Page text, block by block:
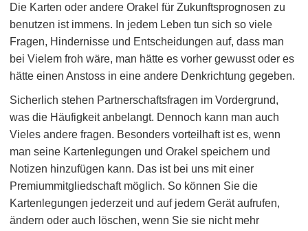
Die Karten oder andere Orakel für Zukunftsprognosen zu
benutzen ist immens. In jedem Leben tun sich so viele
Fragen, Hindernisse und Entscheidungen auf, dass man
bei Vielem froh wäre, man hätte es vorher gewusst oder es
hätte einen Anstoss in eine andere Denkrichtung gegeben.
Sicherlich stehen Partnerschaftsfragen im Vordergrund,
was die Häufigkeit anbelangt. Dennoch kann man auch
Vieles andere fragen. Besonders vorteilhaft ist es, wenn
man seine Kartenlegungen und Orakel speichern und
Notizen hinzufügen kann. Das ist bei uns mit einer
Premiummitgliedschaft möglich. So können Sie die
Kartenlegungen jederzeit und auf jedem Gerät aufrufen,
ändern oder auch löschen, wenn Sie sie nicht mehr